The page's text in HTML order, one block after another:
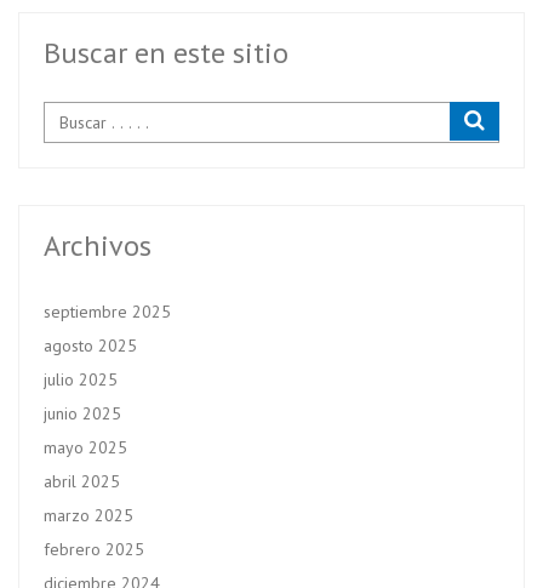
Buscar en este sitio
Archivos
septiembre 2025
agosto 2025
julio 2025
junio 2025
mayo 2025
abril 2025
marzo 2025
febrero 2025
diciembre 2024